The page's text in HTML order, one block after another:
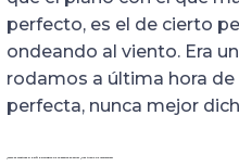
perfecto, es el de cierto
ondeando al viento. Era
rodamos a última hora
perfecta, nunca mejor
¿Cómo se construye el perfil psicológico de un asesino en serie? ¿Has tirado de referencias?